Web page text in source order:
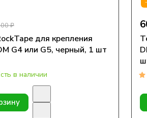
₽
для крепления
G4 или G5, черный, 1 шт
в наличии